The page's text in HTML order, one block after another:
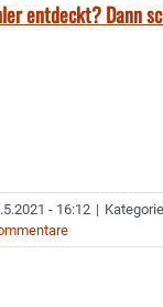
entdeckt? Dann
- 16:12 |